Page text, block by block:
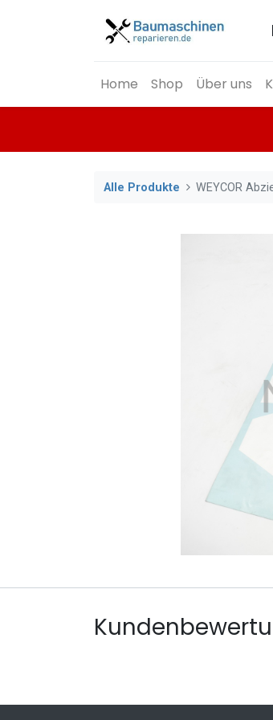
Home Shop Über uns
Alle Produkte WEYCOR